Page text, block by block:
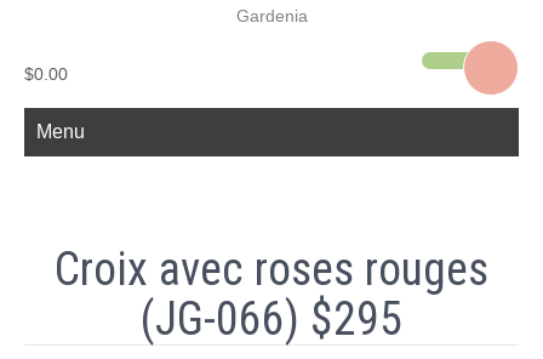
$0.00
Menu
Croix avec roses rouges
(JG-066) $295